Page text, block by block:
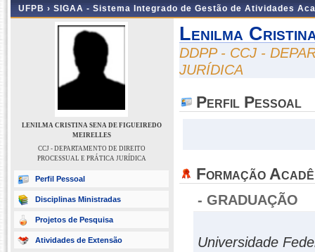
UFPB › SIGAA - Sistema Integrado de Gestão de Atividades
LENILMA CRISTINA SENA DE FIGUEIREDO
MEIRELLES
CCJ - DEPARTAMENTO DE DIREITO
PROCESSUAL E PRÁTICA JURÍDICA
Perfil Pessoal
Disciplinas Ministradas
Projetos de Pesquisa
Atividades de Extensão
Lenilma
DDPP - CCJ -
JURÍDICA
Perfil Pessoal
Formação
- GRADUAÇÃO
Universidade